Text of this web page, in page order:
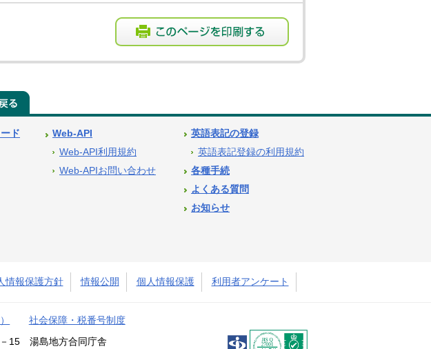
ド
Web-API
Web-API利用規約
Web-APIお問い合わせ
英語表記の登録
英語表記登録の利用規約
各種手続
よくある質問
お知らせ
情報保護方針 情報公開 個人情報保護 利用者アンケート
社会保障・税番号制度
15 湯島地方合同庁舎